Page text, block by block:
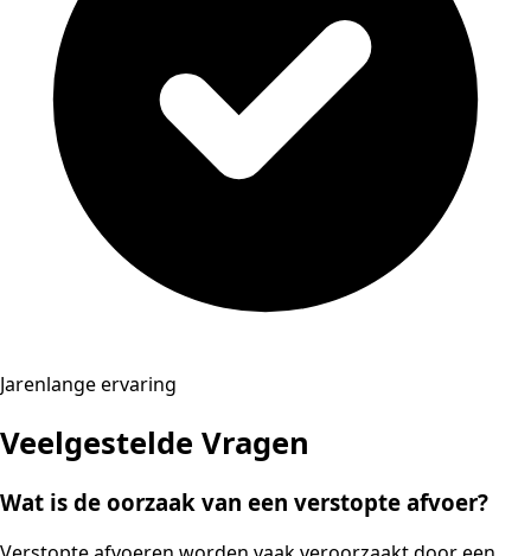
Jarenlange ervaring
Veelgestelde Vragen
Wat is de oorzaak van een verstopte afvoer?